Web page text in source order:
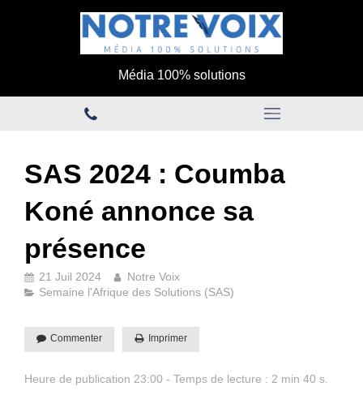
Média 100% solutions
SAS 2024 : Coumba
Koné annonce sa
présence
21 Juil 2024
Notre Voix
Semaine l'Afrique des Solutions (SAS)
Commenter Imprimer
Heure de publication 23:00 - Temps de lecture : 2 min 40 s.